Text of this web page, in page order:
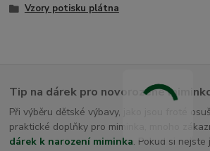
Vzory potisku plátna
Tip na dárek pro novorozené
Při výběru dětské výbavy, jako jsou froté
praktické doplňky pro miminka, mnoho
dárek k narození miminka. Pokud si